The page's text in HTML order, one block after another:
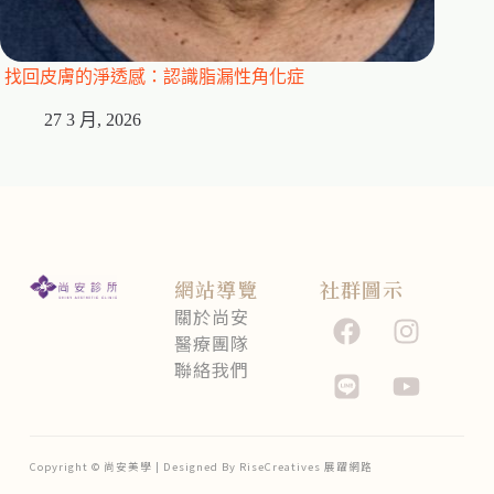
找回皮膚的淨透感：認識脂漏性角化症
27 3 月, 2026
網站導覽
關於尚安
醫療團隊
聯絡我們
社群圖示
Copyright © 尚安美學 | Designed By RiseCreatives 展躍網路